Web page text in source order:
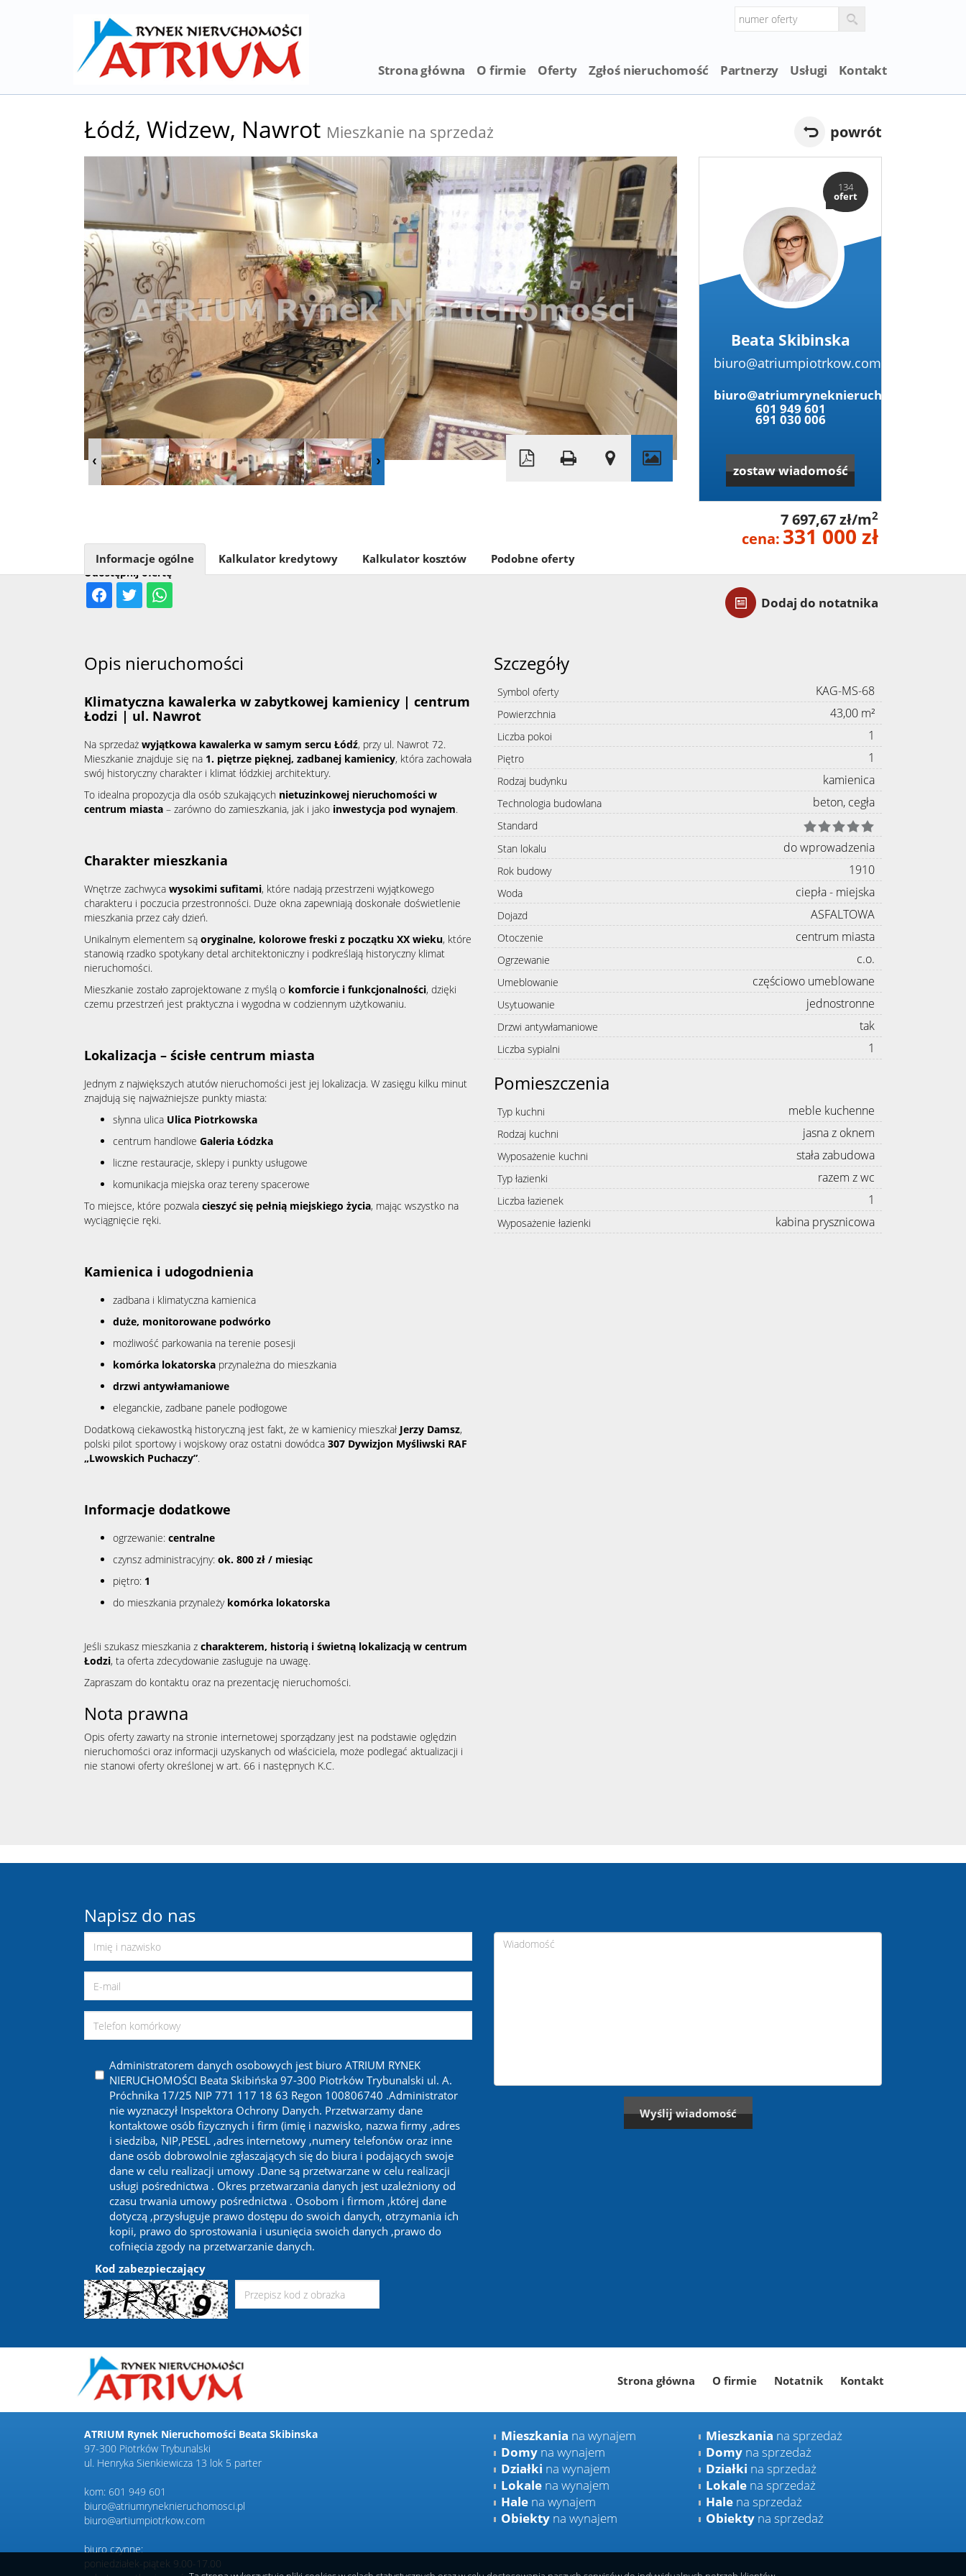
Strona główna O firmie Oferty Zgłoś nieruchomość Partnerzy Usługi Kontakt
Łódź, Widzew, Nawrot Mieszkanie na sprzedaż powrót
−
© OpenMapTiles © OpenStreetMap contributors
134
ofert
Beata Skibinska
biuro@atriumpiotrkow.com
biuro@atriumryneknieruchomosci.pl
601 949 601
691 030 006
zostaw wiadomość
7 697,67 zł/m2
cena: 331 000 zł
Dodaj do notatnika
Udostępnij ofertę
Informacje ogólne Kalkulator kredytowy Kalkulator kosztów Podobne oferty
Opis nieruchomości
Klimatyczna kawalerka w zabytkowej kamienicy | centrum
Łodzi | ul. Nawrot
Na sprzedaż wyjątkowa kawalerka w samym sercu Łódź, przy ul. Nawrot 72.
Mieszkanie znajduje się na 1. piętrze pięknej, zadbanej kamienicy, która zachowała
swój historyczny charakter i klimat łódzkiej architektury.
To idealna propozycja dla osób szukających nietuzinkowej nieruchomości w
centrum miasta – zarówno do zamieszkania, jak i jako inwestycja pod wynajem.
Charakter mieszkania
Wnętrze zachwyca wysokimi sufitami, które nadają przestrzeni wyjątkowego
charakteru i poczucia przestronności. Duże okna zapewniają doskonałe doświetlenie
mieszkania przez cały dzień.
Unikalnym elementem są oryginalne, kolorowe freski z początku XX wieku, które
stanowią rzadko spotykany detal architektoniczny i podkreślają historyczny klimat
nieruchomości.
Mieszkanie zostało zaprojektowane z myślą o komforcie i funkcjonalności, dzięki
czemu przestrzeń jest praktyczna i wygodna w codziennym użytkowaniu.
Lokalizacja – ścisłe centrum miasta
Jednym z największych atutów nieruchomości jest jej lokalizacja. W zasięgu kilku minut
znajdują się najważniejsze punkty miasta:
słynna ulica Ulica Piotrkowska
centrum handlowe Galeria Łódzka
liczne restauracje, sklepy i punkty usługowe
komunikacja miejska oraz tereny spacerowe
To miejsce, które pozwala cieszyć się pełnią miejskiego życia, mając wszystko na
wyciągnięcie ręki.
Kamienica i udogodnienia
zadbana i klimatyczna kamienica
duże, monitorowane podwórko
możliwość parkowania na terenie posesji
komórka lokatorska przynależna do mieszkania
drzwi antywłamaniowe
eleganckie, zadbane panele podłogowe
Dodatkową ciekawostką historyczną jest fakt, że w kamienicy mieszkał Jerzy Damsz,
polski pilot sportowy i wojskowy oraz ostatni dowódca 307 Dywizjon Myśliwski RAF
„Lwowskich Puchaczy”.
Informacje dodatkowe
ogrzewanie: centralne
czynsz administracyjny: ok. 800 zł / miesiąc
piętro: 1
do mieszkania przynależy komórka lokatorska
Jeśli szukasz mieszkania z charakterem, historią i świetną lokalizacją w centrum
Łodzi, ta oferta zdecydowanie zasługuje na uwagę.
Zapraszam do kontaktu oraz na prezentację nieruchomości.
Nota prawna
Opis oferty zawarty na stronie internetowej sporządzany jest na podstawie oględzin
nieruchomości oraz informacji uzyskanych od właściciela, może podlegać aktualizacji i
nie stanowi oferty określonej w art. 66 i następnych K.C.
Szczegóły
Symbol oferty KAG-MS-68
Powierzchnia 43,00 m²
Liczba pokoi 1
Piętro 1
Rodzaj budynku kamienica
Technologia budowlana beton, cegła
Standard
Stan lokalu
do wprowadzenia
Rok budowy 1910
Woda ciepła - miejska
Dojazd ASFALTOWA
Otoczenie centrum miasta
Ogrzewanie c.o.
Umeblowanie częściowo umeblowane
Usytuowanie jednostronne
Drzwi antywłamaniowe tak
Liczba sypialni 1
Pomieszczenia
Typ kuchni meble kuchenne
Rodzaj kuchni jasna z oknem
Wyposażenie kuchni stała zabudowa
Typ łazienki razem z wc
Liczba łazienek 1
Wyposażenie łazienki kabina prysznicowa
Napisz do nas
Administratorem danych osobowych jest biuro ATRIUM RYNEK
NIERUCHOMOŚCI Beata Skibińska 97-300 Piotrków Trybunalski ul. A.
Próchnika 17/25 NIP 771 117 18 63 Regon 100806740 .Administrator
nie wyznaczył Inspektora Ochrony Danych. Przetwarzamy dane
kontaktowe osób fizycznych i firm (imię i nazwisko, nazwa firmy ,adres
i siedziba, NIP,PESEL ,adres internetowy ,numery telefonów oraz inne
dane osób dobrowolnie zgłaszających się do biura i podających swoje
dane w celu realizacji umowy .Dane są przetwarzane w celu realizacji
usługi pośrednictwa . Okres przetwarzania danych jest uzależniony od
czasu trwania umowy pośrednictwa . Osobom i firmom ,której dane
dotyczą ,przysługuje prawo dostępu do swoich danych, otrzymania ich
kopii, prawo do sprostowania i usunięcia swoich danych ,prawo do
cofnięcia zgody na przetwarzanie danych.
Kod zabezpieczający
Strona główna O firmie Notatnik Kontakt
ATRIUM Rynek Nieruchomości Beata Skibinska
97-300 Piotrków Trybunalski
ul. Henryka Sienkiewicza 13 lok 5 parter
kom: 601 949 601
biuro@atriumryneknieruchomosci.pl
biuro@artiumpiotrkow.com
biuro czynne:
poniedziałek-piątek 9.00-17.00
Mieszkania na wynajem
Domy na wynajem
Działki na wynajem
Lokale na wynajem
Hale na wynajem
Obiekty na wynajem
Mieszkania na sprzedaż
Domy na sprzedaż
Działki na sprzedaż
Lokale na sprzedaż
Hale na sprzedaż
Obiekty na sprzedaż